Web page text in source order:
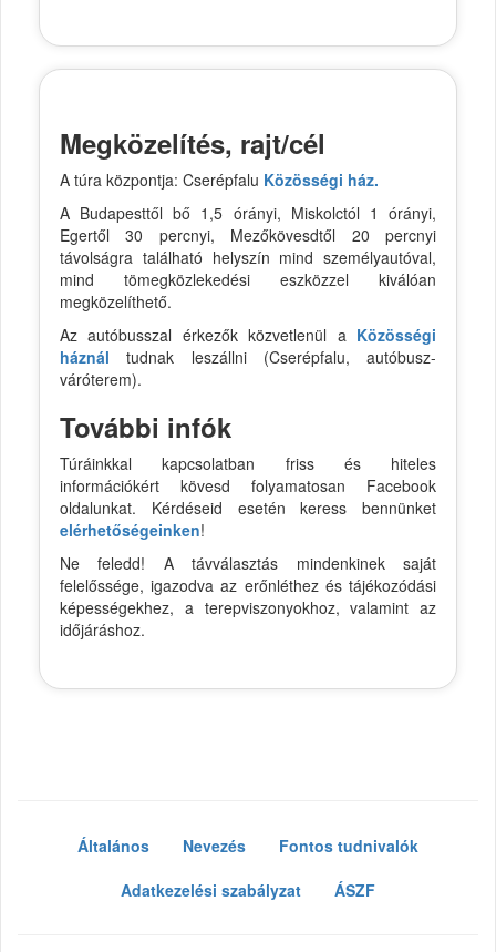
Megközelítés, rajt/cél
A túra központja: Cserépfalu Közösségi ház.
A Budapesttől bő 1,5 órányi, Miskolctól 1 órányi,
Egertől 30 percnyi, Mezőkövesdtől 20 percnyi
távolságra található helyszín mind személyautóval,
mind tömegközlekedési eszközzel kiválóan
megközelíthető.
Az autóbusszal érkezők közvetlenül a Közösségi
háznál tudnak leszállni (Cserépfalu, autóbusz-
váróterem).
További infók
Túráinkkal kapcsolatban friss és hiteles
információkért kövesd folyamatosan Facebook
oldalunkat. Kérdéseid esetén keress bennünket
elérhetőségeinken!
Ne feledd! A távválasztás mindenkinek saját
felelőssége, igazodva az erőnléthez és tájékozódási
képességekhez, a terepviszonyokhoz, valamint az
időjáráshoz.
Általános Nevezés
Fontos tudnivalók
Adatkezelési szabályzat
ÁSZF